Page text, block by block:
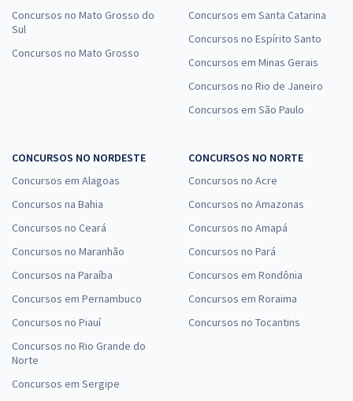
Concursos no Mato Grosso do
Sul
Concursos no Mato Grosso
Concursos em Santa Catarina
Concursos no Espírito Santo
Concursos em Minas Gerais
Concursos no Rio de Janeiro
Concursos em São Paulo
CONCURSOS NO NORDESTE
Concursos em Alagoas
Concursos na Bahia
Concursos no Ceará
Concursos no Maranhão
Concursos na Paraíba
Concursos em Pernambuco
Concursos no Piauí
Concursos no Rio Grande do
Norte
Concursos em Sergipe
CONCURSOS NO NORTE
Concursos no Acre
Concursos no Amazonas
Concursos no Amapá
Concursos no Pará
Concursos em Rondônia
Concursos em Roraima
Concursos no Tocantins